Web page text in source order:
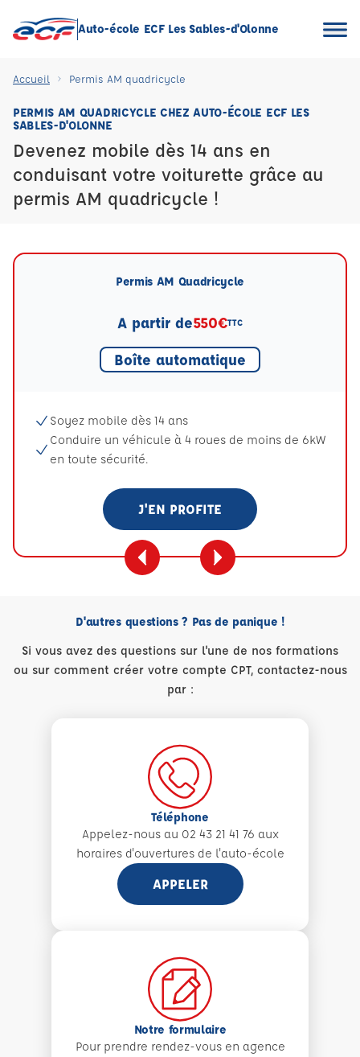
Auto-école ECF Les Sables-d'Olonne
Accueil Permis AM quadricycle
PERMIS AM QUADRICYCLE CHEZ AUTO-ÉCOLE ECF LES
SABLES-D'OLONNE
Devenez mobile dès 14 ans en
conduisant votre voiturette grâce au
permis AM quadricycle !
Permis AM Quadricycle
A partir de550€TTC
Boîte automatique
Soyez mobile dès 14 ans
Conduire un véhicule à 4 roues de moins de 6kW
en toute sécurité.
J'EN PROFITE
D'autres questions ? Pas de panique !
Si vous avez des questions sur l'une de nos formations
ou sur comment créer votre compte CPT, contactez-nous
par :
Téléphone
Appelez-nous au 02 43 21 41 76 aux
horaires d'ouvertures de l'auto-école
APPELER
Notre formulaire
Pour prendre rendez-vous en agence